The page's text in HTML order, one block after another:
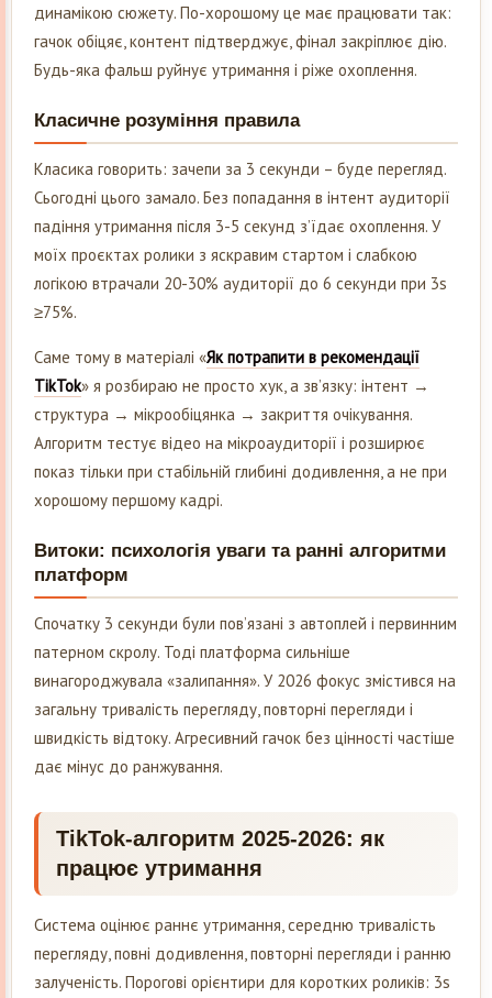
динамікою сюжету. По-хорошому це має працювати так:
гачок обіцяє, контент підтверджує, фінал закріплює дію.
Будь-яка фальш руйнує утримання і ріже охоплення.
Класичне розуміння правила
Класика говорить: зачепи за 3 секунди – буде перегляд.
Сьогодні цього замало. Без попадання в інтент аудиторії
падіння утримання після 3-5 секунд з’їдає охоплення. У
моїх проєктах ролики з яскравим стартом і слабкою
логікою втрачали 20-30% аудиторії до 6 секунди при 3s
≥75%.
Саме тому в матеріалі «Як потрапити в рекомендації
TikTok» я розбираю не просто хук, а зв’язку: інтент →
структура → мікрообіцянка → закриття очікування.
Алгоритм тестує відео на мікроаудиторії і розширює
показ тільки при стабільній глибині додивлення, а не при
хорошому першому кадрі.
Витоки: психологія уваги та ранні алгоритми
платформ
Спочатку 3 секунди були пов’язані з автоплей і первинним
патерном скролу. Тоді платформа сильніше
винагороджувала «залипання». У 2026 фокус змістився на
загальну тривалість перегляду, повторні перегляди і
швидкість відтоку. Агресивний гачок без цінності частіше
дає мінус до ранжування.
TikTok-алгоритм 2025-2026: як
працює утримання
Система оцінює раннє утримання, середню тривалість
перегляду, повні додивлення, повторні перегляди і ранню
залученість. Порогові орієнтири для коротких роликів: 3s